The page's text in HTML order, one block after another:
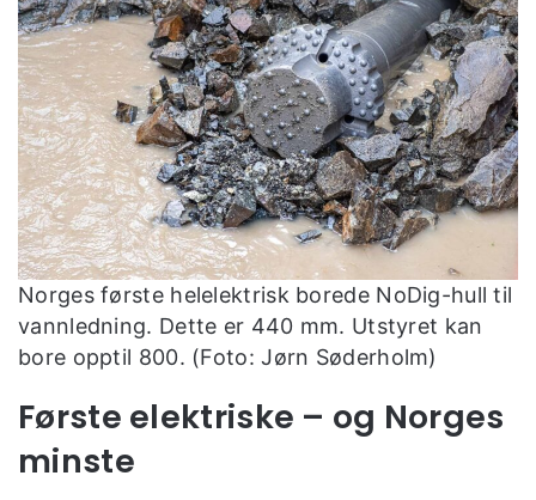
Norges første helelektrisk borede NoDig-hull til
vannledning. Dette er 440 mm. Utstyret kan
bore opptil 800. (Foto: Jørn Søderholm)
Første elektriske – og Norges
minste